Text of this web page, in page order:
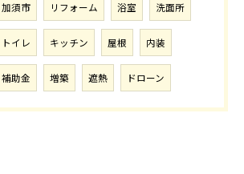
加須市 リフォーム 浴室 洗面所
トイレ キッチン 屋根 内装
補助金 増築 遮熱 ドローン